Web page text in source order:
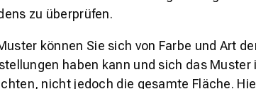
zu überprüfen.
können Sie sich von Farbe und Art
haben kann und sich das
nicht jedoch die gesamte Fläche.